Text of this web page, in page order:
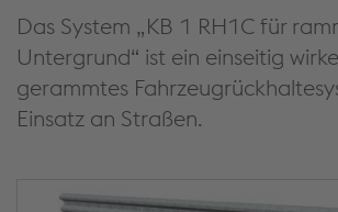
Das System „KB 1 RH1C für
Untergrund“ ist ein einseitig
gerammtes
Einsatz an Straßen.